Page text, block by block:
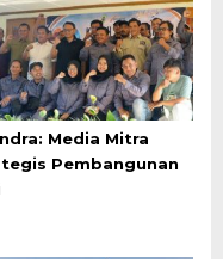
Media Mitra
Pembangunan